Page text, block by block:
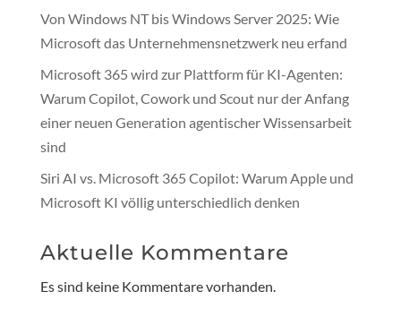
Von Windows NT bis Windows Server 2025: Wie
Microsoft das Unternehmensnetzwerk neu erfand
Microsoft 365 wird zur Plattform für KI-Agenten:
Warum Copilot, Cowork und Scout nur der Anfang
einer neuen Generation agentischer Wissensarbeit
sind
Siri AI vs. Microsoft 365 Copilot: Warum Apple und
Microsoft KI völlig unterschiedlich denken
Aktuelle Kommentare
Es sind keine Kommentare vorhanden.